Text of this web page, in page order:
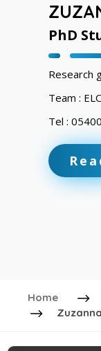
PhD
Research
Team :
Tel :
Home